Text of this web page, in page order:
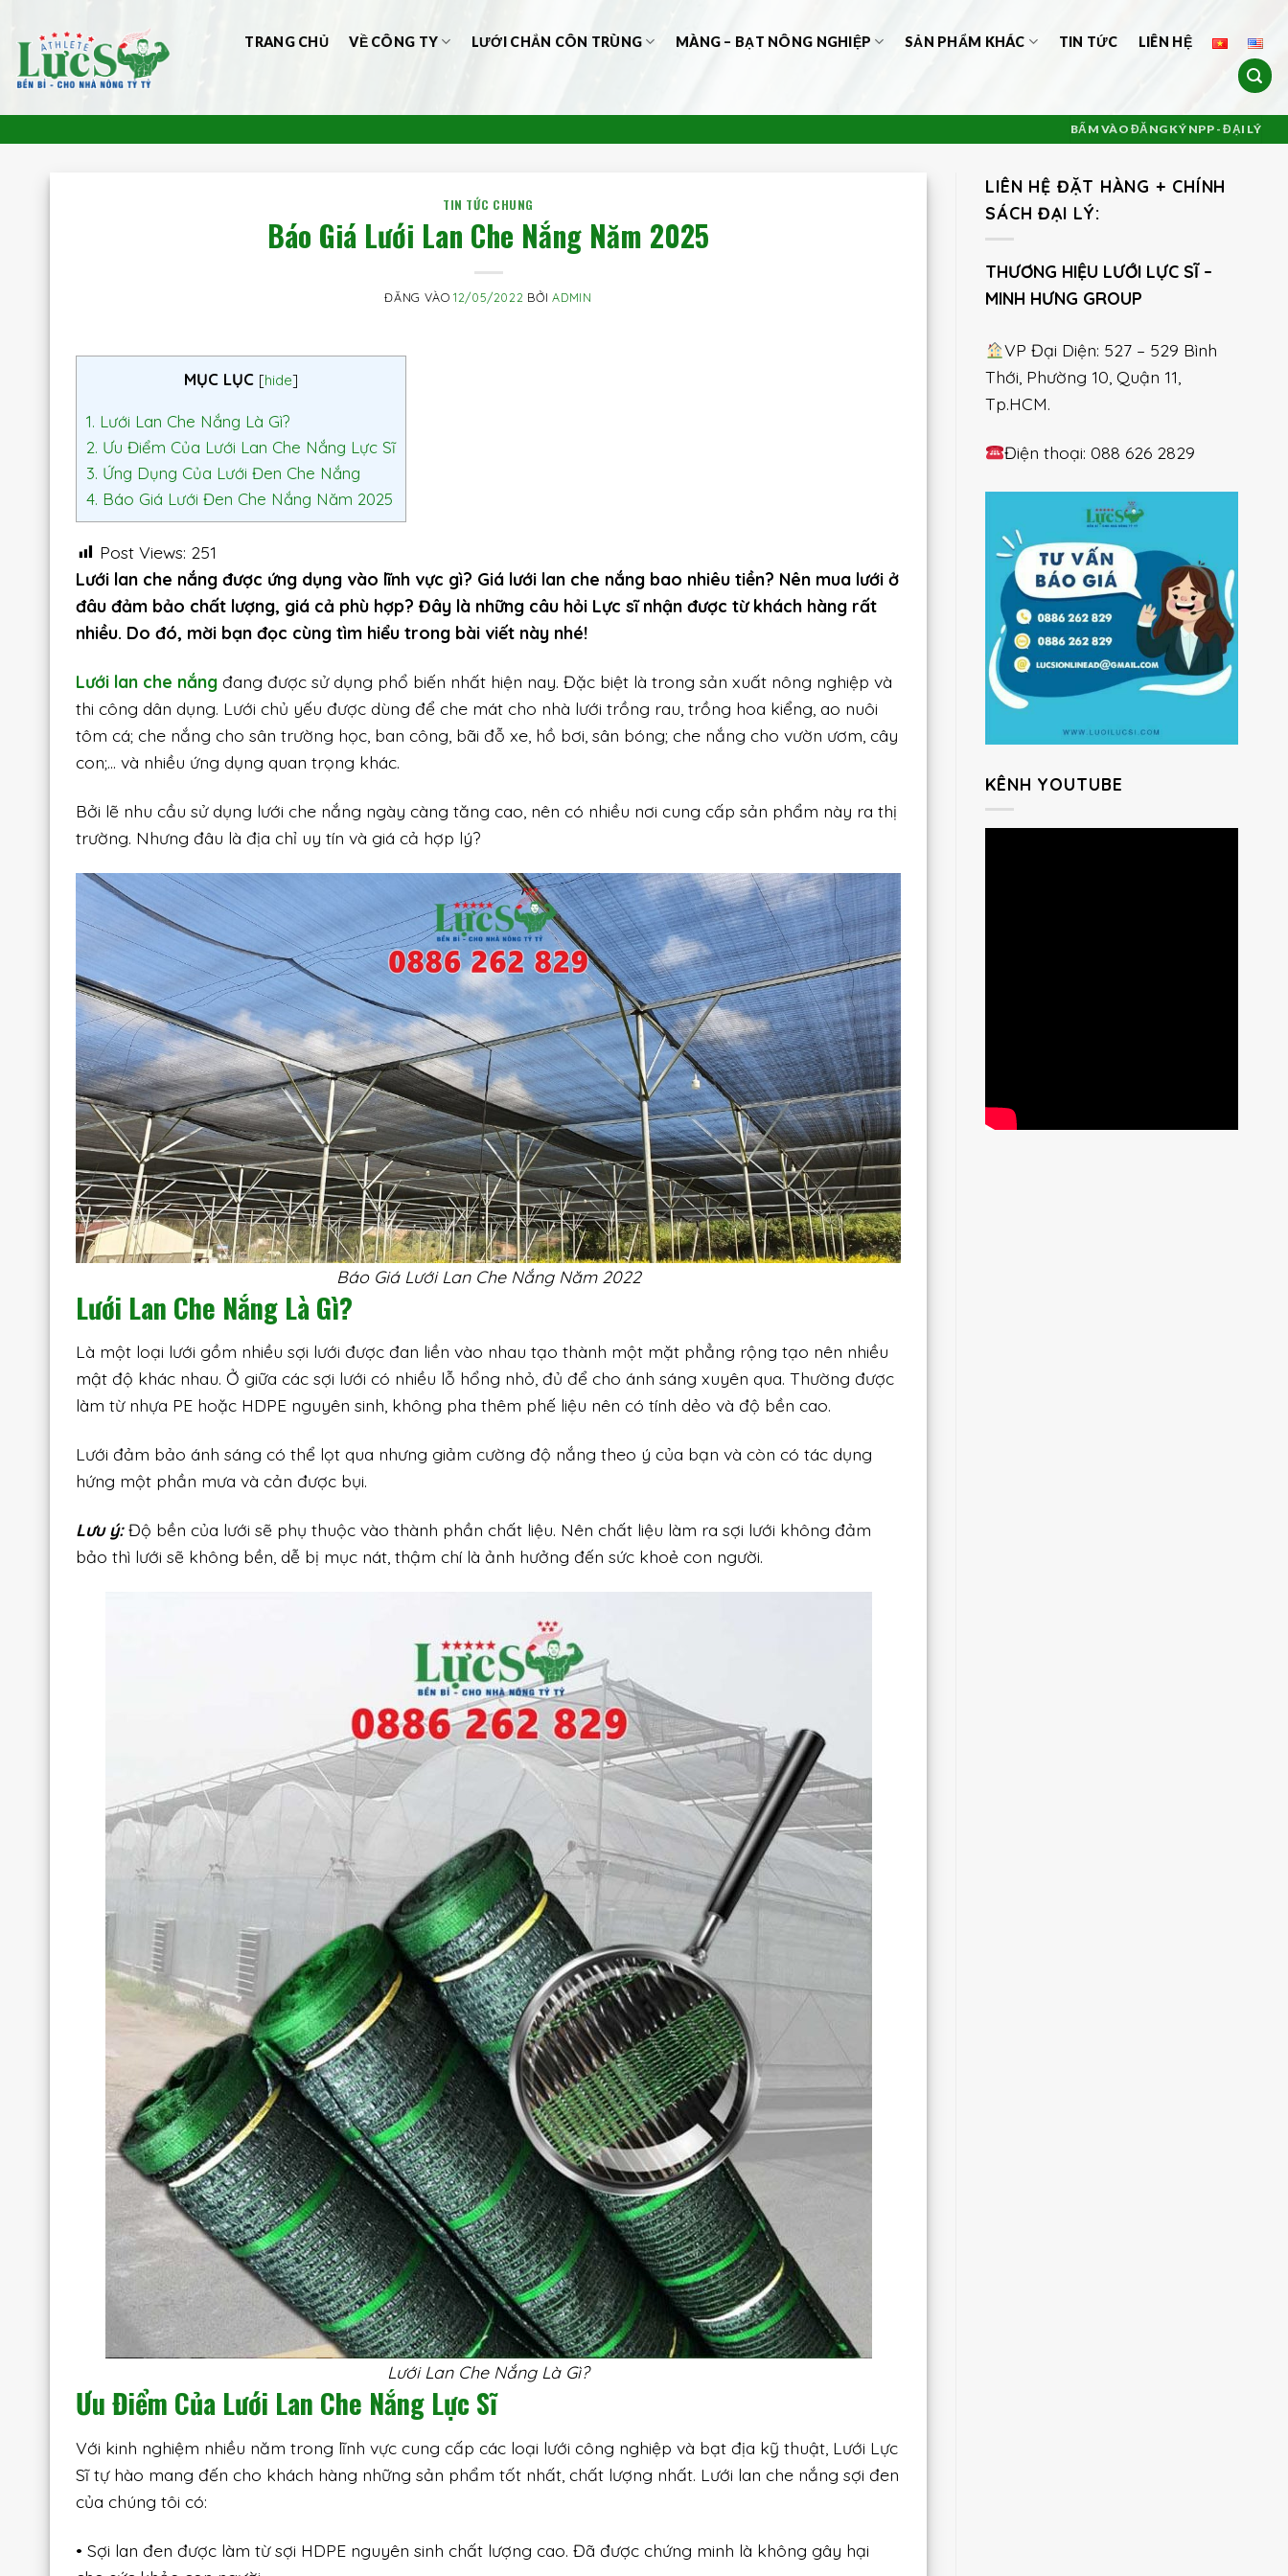
qua
dung
TRANG CHỦ VỀ CÔNG TY LƯỚI CHẮN CÔN TRÙNG MÀNG – BẠT NÔNG NGHIỆP SẢN PHẨM KHÁC TIN TỨC LIÊN HỆ
BẤM VÀO ĐĂNG KÝ NPP - ĐẠI LÝ
TIN TỨC CHUNG
Báo Giá Lưới Lan Che Nắng Năm 2025
ĐĂNG VÀO12/05/2022 BỞIADMIN
MỤC LỤC [hide]
1. Lưới Lan Che Nắng Là Gì?
2. Ưu Điểm Của Lưới Lan Che Nắng Lực Sĩ
3. Ứng Dụng Của Lưới Đen Che Nắng
4. Báo Giá Lưới Đen Che Nắng Năm 2025
Post Views: 251
Lưới lan che nắng được ứng dụng vào lĩnh vực gì? Giá lưới lan che nắng bao nhiêu tiền? Nên mua lưới ở
đâu đảm bảo chất lượng, giá cả phù hợp? Đây là những câu hỏi Lực sĩ nhận được từ khách hàng rất
nhiều. Do đó, mời bạn đọc cùng tìm hiểu trong bài viết này nhé!
Lưới lan che nắng đang được sử dụng phổ biến nhất hiện nay. Đặc biệt là trong sản xuất nông nghiệp và
thi công dân dụng. Lưới chủ yếu được dùng để che mát cho nhà lưới trồng rau, trồng hoa kiểng, ao nuôi
tôm cá; che nắng cho sân trường học, ban công, bãi đỗ xe, hồ bơi, sân bóng; che nắng cho vườn ươm, cây
con;… và nhiều ứng dụng quan trọng khác.
Bởi lẽ nhu cầu sử dụng lưới che nắng ngày càng tăng cao, nên có nhiều nơi cung cấp sản phẩm này ra thị
trường. Nhưng đâu là địa chỉ uy tín và giá cả hợp lý?
Báo Giá Lưới Lan Che Nắng Năm 2022
Lưới Lan Che Nắng Là Gì?
Là một loại lưới gồm nhiều sợi lưới được đan liền vào nhau tạo thành một mặt phẳng rộng tạo nên nhiều
mật độ khác nhau. Ở giữa các sợi lưới có nhiều lỗ hổng nhỏ, đủ để cho ánh sáng xuyên qua. Thường được
làm từ nhựa PE hoặc HDPE nguyên sinh, không pha thêm phế liệu nên có tính dẻo và độ bền cao.
Lưới đảm bảo ánh sáng có thể lọt qua nhưng giảm cường độ nắng theo ý của bạn và còn có tác dụng
hứng một phần mưa và cản được bụi.
Lưu ý:Độ bền của lưới sẽ phụ thuộc vào thành phần chất liệu. Nên chất liệu làm ra sợi lưới không đảm
bảo thì lưới sẽ không bền, dễ bị mục nát, thậm chí là ảnh hưởng đến sức khoẻ con người.
Lưới Lan Che Nắng Là Gì?
Ưu Điểm Của Lưới Lan Che Nắng Lực Sĩ
Với kinh nghiệm nhiều năm trong lĩnh vực cung cấp các loại lưới công nghiệp và bạt địa kỹ thuật, Lưới Lực
Sĩ tự hào mang đến cho khách hàng những sản phẩm tốt nhất, chất lượng nhất. Lưới lan che nắng sợi đen
của chúng tôi có:
• Sợi lan đen được làm từ sợi HDPE nguyên sinh chất lượng cao. Đã được chứng minh là không gây hại
LIÊN HỆ ĐẶT HÀNG + CHÍNH
SÁCH ĐẠI LÝ:
THƯƠNG HIỆU LƯỚI LỰC SĨ –
MINH HƯNG GROUP
VP Đại Diện: 527 – 529 Bình
Thới, Phường 10, Quận 11,
Tp.HCM.
Điện thoại: 088 626 2829
KÊNH YOUTUBE